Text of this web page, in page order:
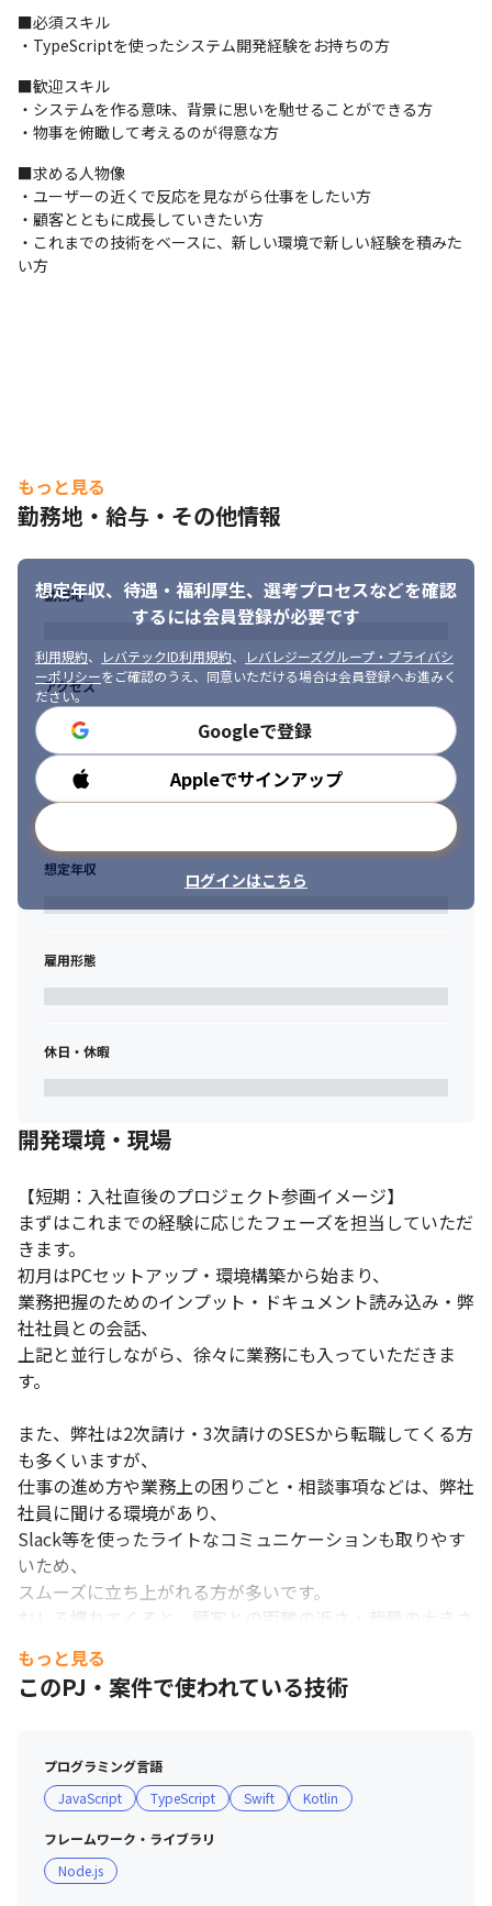
・Node.js/Expressを用いた新規機能のAPI設計・開発、既存機能
の改修
フロントエンド開発
・React/Reduxを用いた画面開発 ※ご経験やご希望に応じて
・開発環境改善
・CI/CD環境の構築・改善によるテスト自動化の推進など
■技術スタック・使用ツール
言語: TypeScript, JavaScript(ES6以上), Node.js, Swift, Kotlin
フレームワーク: Express, React, Redux
クラウド: Azure (PaaS), AWS
DB: MySQL
モバイル　　　：Kotlin / Swift / React Native / Flutter
■必須スキル
・TypeScriptを使ったシステム開発経験をお持ちの方
■歓迎スキル
・システムを作る意味、背景に思いを馳せることができる方
・物事を俯瞰して考えるのが得意な方
■求める人物像
・ユーザーの近くで反応を見ながら仕事をしたい方
・顧客とともに成長していきたい方
・これまでの技術をベースに、新しい環境で新しい経験を積みた
い方
もっと見る
勤務地・給与・その他情報
想定年収、待遇・福利厚生、 選考プロセスなどを確認
するには会員登録が必要です
利用規約、 レバテックID利用規約、
レバレジーズグループ・プライバシ
ーポリシーをご確認のうえ、同意いただける場合は会員登録へお進みく
ださい。
Googleで登録
Appleでサインアップ
ログインはこちら
勤務地
アクセス
勤務時間
想定年収
雇用形態
休日・休暇
開発環境・現場
【短期：入社直後のプロジェクト参画イメージ】
まずはこれまでの経験に応じたフェーズを担当していただ
きます。
初月はPCセットアップ・環境構築から始まり、
業務把握のためのインプット・ドキュメント読み込み・弊
社社員との会話、
上記と並行しながら、徐々に業務にも入っていただきま
す。
また、弊社は2次請け・3次請けのSESから転職してくる方
も多くいますが、
仕事の進め方や業務上の困りごと・相談事項などは、弊社
社員に聞ける環境があり、
Slack等を使ったライトなコミュニケーションも取りやす
いため、
スムーズに立ち上がれる方が多いです。
むしろ慣れてくると、顧客との距離の近さ・裁量の大きさ
から、
前職にいた時よりもやりやすい、という声をよく聞きま
す。
主体性を発揮しながら働けるため、充実感を持って働くこ
とができます。
もっと見る
このPJ・案件で使われている技術
プログラミング言語
JavaScript
TypeScript Swift Kotlin
フレームワーク・ライブラリ
Node.js